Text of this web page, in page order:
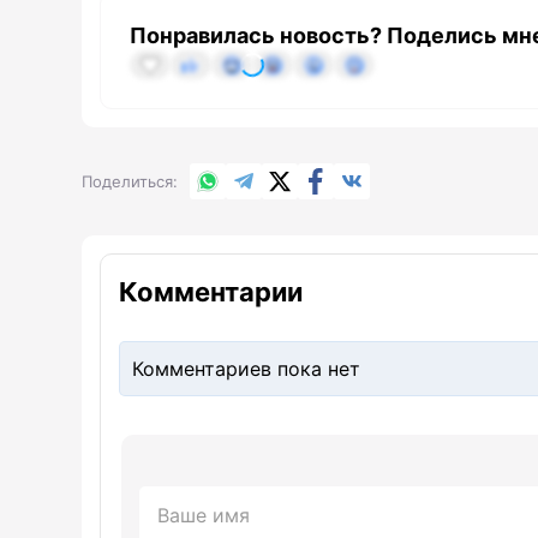
Понравилась новость? Поделись
Поделиться WhatsApp
TelegramX.comFacebook
Комментарии
Комментариев пока нет